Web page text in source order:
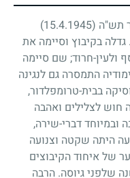
תש"ה (15.4.1945)
בקיבוץ וסיימה את
ולעין-חרוד; שם סיימה
התמסרה גם לנגינה
בבית-טרומפלדור,
חוש לצלילים ואהבה
ובמיוחד דברי-שירה,
היתה שקטה וצנועה
של איחוד הקיבוצים
שלפני גיוסה. הרבה